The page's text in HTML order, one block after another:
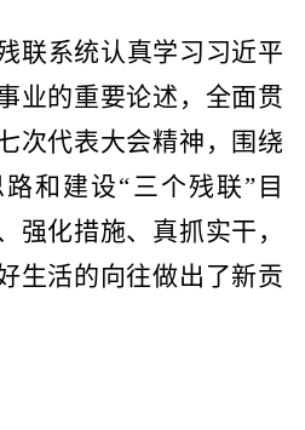
联系统认真学习习近平
业的重要论述，全面贯
次代表大会精神，围绕
和建设“三个残联” 目
强化措施、真抓实干，
生活的向往做出了新贡